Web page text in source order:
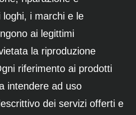
i marchi e le
ai legittimi
la riproduzione
riferimento ai prodotti
intendere ad uso
dei servizi offerti e